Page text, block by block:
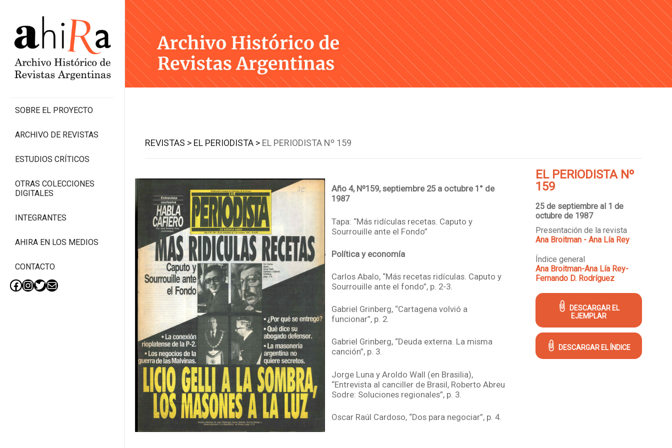
Skip
to
content
SOBRE EL PROYECTO
ARCHIVO DE REVISTAS
ESTUDIOS CRÍTICOS
OTRAS COLECCIONES
DIGITALES
INTEGRANTES
AHIRA EN LOS MEDIOS
CONTACTO
Facebook
Instagram
Twitter
Mail
REVISTAS > EL PERIODISTA > EL PERIODISTA Nº 159
Año 4, Nº159, septiembre 25 a octubre 1° de
1987
Tapa: “Más ridículas recetas. Caputo y
Sourrouille ante el Fondo”
Política y economía
Carlos Abalo, “Más recetas ridículas. Caputo y
Sourrouille ante el fondo”, p. 2-3.
Gabriel Grinberg, “Cartagena volvió a
funcionar”, p. 2.
Gabriel Grinberg, “Deuda externa. La misma
canción”, p. 3.
Jorge Luna y Aroldo Wall (en Brasilia),
“Entrevista al canciller de Brasil, Roberto Abreu
Sodre: Soluciones regionales”, p. 3.
Oscar Raúl Cardoso, “Dos para negociar”, p. 4.
EL PERIODISTA Nº
159
25 de septiembre al 1 de
octubre de 1987
Presentación de la revista
Ana Broitman - Ana Lía Rey
Índice general
Ana Broitman-Ana Lía Rey-
Fernando D. Rodríguez
DESCARGAR EL
EJEMPLAR
DESCARGAR EL ÍNDICE